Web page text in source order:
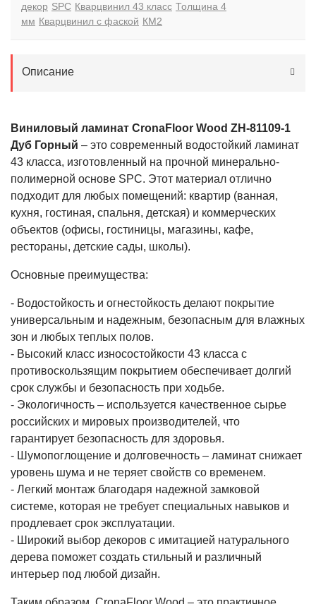
декор SPC Кварцвинил 43 класс Толщина 4
мм Кварцвинил с фаской КМ2
Описание
Виниловый ламинат CronaFloor Wood ZH-81109-1
Дуб Горный – это современный водостойкий ламинат
43 класса, изготовленный на прочной минерально-
полимерной основе SPC. Этот материал отлично
подходит для любых помещений: квартир (ванная,
кухня, гостиная, спальня, детская) и коммерческих
объектов (офисы, гостиницы, магазины, кафе,
рестораны, детские сады, школы).
Основные преимущества:
- Водостойкость и огнестойкость делают покрытие
универсальным и надежным, безопасным для влажных
зон и любых теплых полов.
- Высокий класс износостойкости 43 класса с
противоскользящим покрытием обеспечивает долгий
срок службы и безопасность при ходьбе.
- Экологичность – используется качественное сырье
российских и мировых производителей, что
гарантирует безопасность для здоровья.
- Шумопоглощение и долговечность – ламинат снижает
уровень шума и не теряет свойств со временем.
- Легкий монтаж благодаря надежной замковой
системе, которая не требует специальных навыков и
продлевает срок эксплуатации.
- Широкий выбор декоров с имитацией натурального
дерева поможет создать стильный и различный
интерьер под любой дизайн.